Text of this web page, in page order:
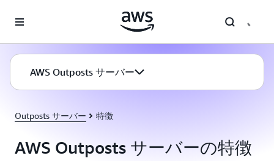
AWS Outposts サーバー
Outposts サーバー 特徴
AWS Outposts サーバーの特徴